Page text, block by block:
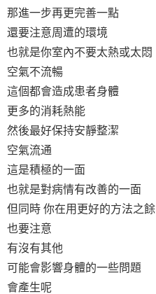
那進一步再更完善一點
還要注意周遭的環境
也就是你室內不要太熱或太悶
空氣不流暢
這個都會造成患者身體
更多的消耗熱能
然後最好保持安靜整潔
空氣流通
這是積極的一面
也就是對病情有改善的一面
但同時 你在用更好的方法之餘
也要注意
有沒有其他
可能會影響身體的一些問題
會產生呢